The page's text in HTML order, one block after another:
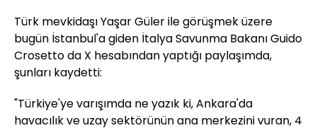
Türk mevkidaşı Yaşar Güler ile görüşmek üzere
bugün İstanbul'a giden İtalya Savunma Bakanı Guido
Crosetto da X hesabından yaptığı paylaşımda,
şunları kaydetti:
"Türkiye'ye varışımda ne yazık ki, Ankara'da
havacılık ve uzay sektörünün ana merkezini vuran, 4